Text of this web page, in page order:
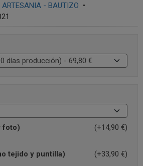
- BAUTIZO •
foto)
(+14,90 €)
tejido y puntilla)
(+33,90 €)